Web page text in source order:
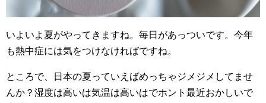
いよいよ夏がやってきますね。毎日があっついです。今年
も熱中症には気をつけなければですね。
ところで、日本の夏っていえばめっちゃジメジメしてませ
んか？湿度は高いは気温は高いはでホント最近おかしいで